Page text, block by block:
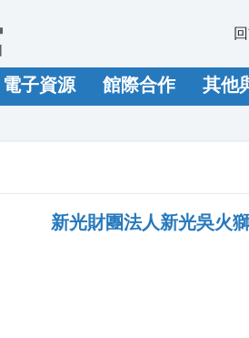
電子資源 館際合作 其他
新光財團法人新光吳火